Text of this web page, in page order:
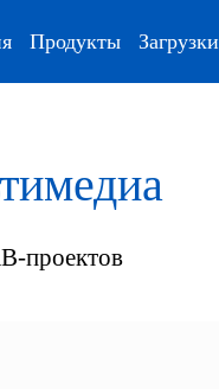
Продукты Загрузки
проектов